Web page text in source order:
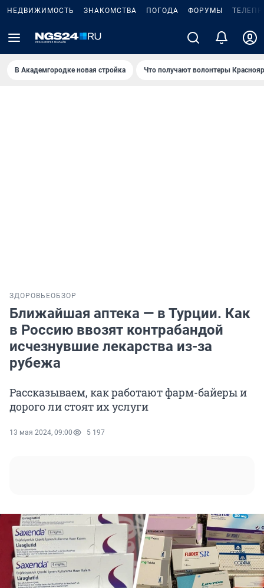
НЕДВИЖИМОСТЬ ЗНАКОМСТВА ПОГОДА ФОРУМЫ
В Академгородке новая стройка Что получают волонтеры
ЗДОРОВЬЕОБЗОР
Ближайшая аптека — в Турции. Как
в Россию ввозят контрабандой
исчезнувшие лекарства из-за
рубежа
Рассказываем, как работают фарм-байеры и
дорого ли стоят их услуги
13 мая 2024, 09:00 5 197